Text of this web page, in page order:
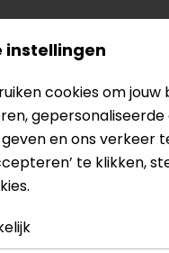
contactmet ons op
product bekijken &
instellingen
cookies om
en ons verkeer
te klikken,